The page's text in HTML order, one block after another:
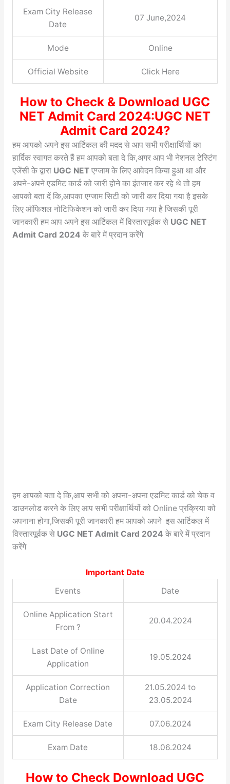
Exam City Release
Date
07 June,2024
Mode Online
Official Website Click Here
How to Check & Download UGC
NET Admit Card 2024:UGC NET
Admit Card 2024?
हम आपको अपने इस आर्टिकल की मदद से आप सभी परीक्षार्थियों का
हार्दिक स्वागत करते हैं हम आपको बता दे कि,अगर आप भी नेशनल टेस्टिंग
एजेंसी के द्वारा UGC NET एग्जाम के लिए आवेदन किया हुआ था और
अपने-अपने एडमिट कार्ड को जारी होने का इंतजार कर रहे थे तो हम
आपको बता दें कि,आपका एग्जाम सिटी को जारी कर दिया गया है इसके
लिए ऑफिशल नोटिफिकेशन को जारी कर दिया गया है जिसकी पूरी
जानकारी हम आप अपने इस आर्टिकल में विस्तारपूर्वक से UGC NET
Admit Card 2024 के बारे में प्रदान करेंगे
हम आपको बता दे कि,आप सभी को अपना-अपना एडमिट कार्ड को चेक व
डाउनलोड करने के लिए आप सभी परीक्षार्थियों को Online प्रक्रिया को
अपनाना होगा,जिसकी पूरी जानकारी हम आपको अपने इस आर्टिकल में
विस्तारपूर्वक से UGC NET Admit Card 2024 के बारे में प्रदान
करेंगे
Important Date
Events
Date
Online Application Start
From ?
20.04.2024
Last Date of Online
Application
19.05.2024
Application Correction
Date
21.05.2024 to
23.05.2024
Exam City Release Date 07.06.2024
Exam Date 18.06.2024
How to Check Download UGC